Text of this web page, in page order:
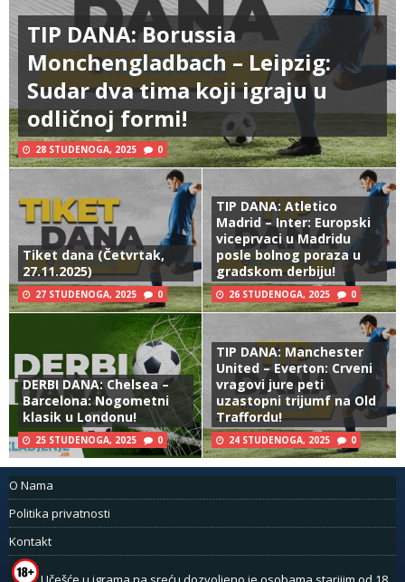
TIP DANA: Borussia
Monchengladbach – Leipzig:
Sudar dva tima koji igraju u
odličnoj formi!
28 STUDENOGA, 2025 0
Tiket dana (Četvrtak,
27.11.2025)
27 STUDENOGA, 2025 0
TIP DANA: Atletico
Madrid – Inter: Europski
viceprvaci u Madridu
posle bolnog poraza u
gradskom derbiju!
26 STUDENOGA, 2025 0
DERBI DANA: Chelsea –
Barcelona: Nogometni
klasik u Londonu!
25 STUDENOGA, 2025 0
TIP DANA: Manchester
United – Everton: Crveni
vragovi jure peti
uzastopni trijumf na Old
Traffordu!
24 STUDENOGA, 2025 0
O Nama
Politika privatnosti
Kontakt